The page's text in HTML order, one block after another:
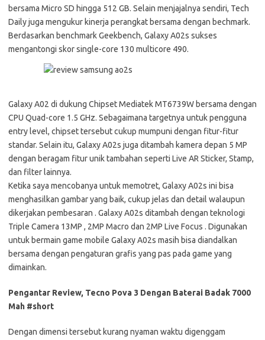
bersama Micro SD hingga 512 GB. Selain menjajalnya sendiri, Tech
Daily juga mengukur kinerja perangkat bersama dengan bechmark.
Berdasarkan benchmark Geekbench, Galaxy A02s sukses
mengantongi skor single-core 130 multicore 490.
Galaxy A02 di dukung Chipset Mediatek MT6739W bersama dengan
CPU Quad-core 1.5 GHz. Sebagaimana targetnya untuk pengguna
entry level, chipset tersebut cukup mumpuni dengan fitur-fitur
standar. Selain itu, Galaxy A02s juga ditambah kamera depan 5 MP
dengan beragam fitur unik tambahan seperti Live AR Sticker, Stamp,
dan filter lainnya.
Ketika saya mencobanya untuk memotret, Galaxy A02s ini bisa
menghasilkan gambar yang baik, cukup jelas dan detail walaupun
dikerjakan pembesaran . Galaxy A02s ditambah dengan teknologi
Triple Camera 13MP , 2MP Macro dan 2MP Live Focus . Digunakan
untuk bermain game mobile Galaxy A02s masih bisa diandalkan
bersama dengan pengaturan grafis yang pas pada game yang
dimainkan.
Pengantar Review, Tecno Pova 3 Dengan Baterai Badak 7000
Mah #short
Dengan dimensi tersebut kurang nyaman waktu digenggam